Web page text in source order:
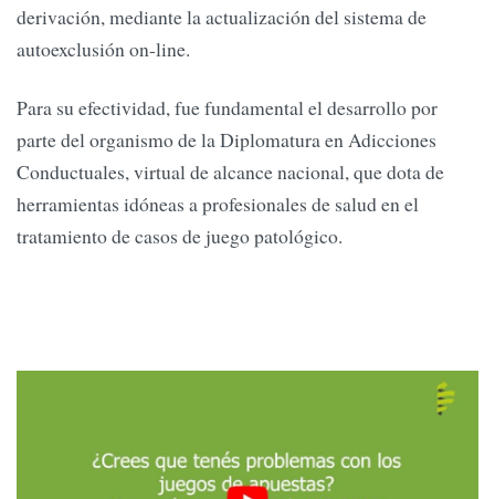
derivación, mediante la actualización del sistema de
autoexclusión on-line.
Para su efectividad, fue fundamental el desarrollo por
parte del organismo de la Diplomatura en Adicciones
Conductuales, virtual de alcance nacional, que dota de
herramientas idóneas a profesionales de salud en el
tratamiento de casos de juego patológico.